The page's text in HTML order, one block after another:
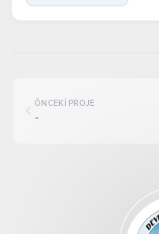
ÖNCEKI PROJE
-